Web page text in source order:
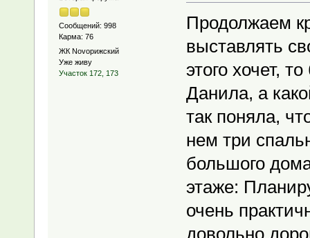
Сообщений: 998
Карма: 76
ЖК Novoрижский
Уже живу
Участок 172, 173
Продолжаем
выставлять
этого хочет,
Данила, а
так поняла,
нем три
большого
этаже:
очень